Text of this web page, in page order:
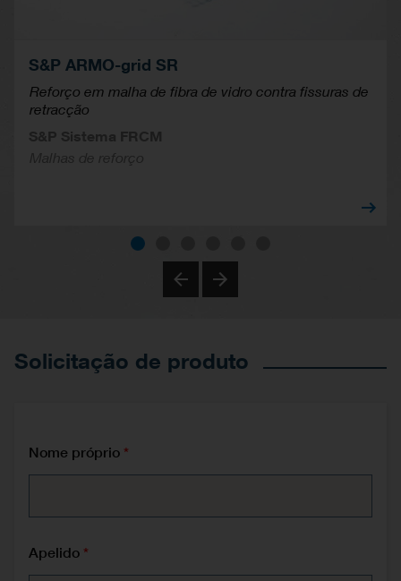
S&P ARMO-grid SR
Reforço em malha de fibra de vidro contra fissuras de
retracção
S&P Sistema FRCM
Malhas de reforço
Solicitação de produto
Nome próprio
Apelido